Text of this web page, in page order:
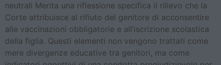
neutrali Merita una riflessione specifica il rilievo che la
Corte attribuisce al rifiuto del genitore di acconsentire
alle vaccinazioni obbligatorie e all’iscrizione scolastica
della figlia. Questi elementi non vengono trattati come
mere divergenze educative tra genitori, ma come